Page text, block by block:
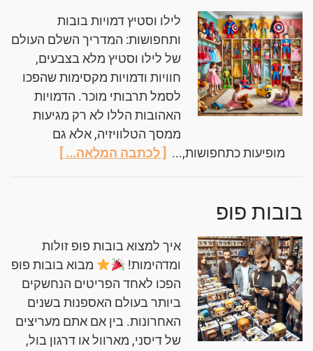
לילו וסטיץ דמויות בובות
ותחפושות: המדריך השלם העולם
של לילו וסטיץ מלא בצבעים,
חוויות ודמויות מקסימות שהפכו
לסמל תרבותי מוכר. הדמויות
האהובות הללו לא רק מגיעות
ממסך הטלוויזיה, אלא גם
מופיעות כתחפושות,... [ לכתבה המלאה... ]
בובות פופ
איך למצוא בובות פופ זולות
ומדהימות!
מבוא בובות פופ
הפכו לאחד הפריטים הנחשקים
ביותר בעולם האספנות בשנים
האחרונות. בין אם אתם מעריצים
של דיסני, מארוול או דרגון בול,